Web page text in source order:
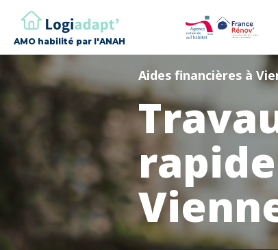
AMO habilité par l'ANAH
Aides financières à